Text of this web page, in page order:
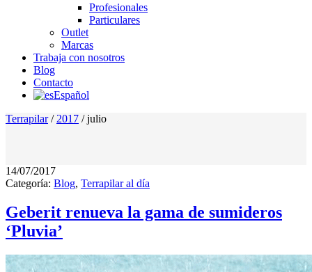
Profesionales
Particulares
Outlet
Marcas
Trabaja con nosotros
Blog
Contacto
Español
Terrapilar/ 2017 /julio
14/07/2017
Categoría: Blog, Terrapilar al día
Geberit renueva la gama de sumideros
‘Pluvia’